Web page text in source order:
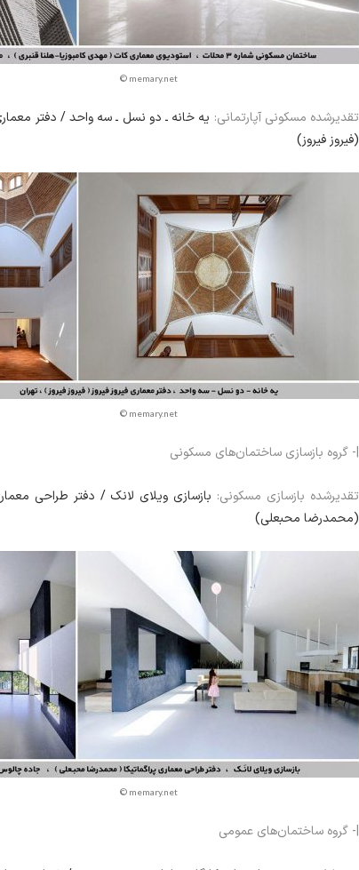
© memary.net
تقدیرشده مسکونی آپارتمانی: یه خانه ـ دو نسل ـ سه واحد / دفتر
(فیروز فیروز)
© memary.net
|- گروه بازسازی ساختمان‌های مسکونی
تقدیرشده بازسازی مسکونی: بازسازی ویلای لانک / دفتر طراحی
(محمدرضا محبعلی)
© memary.net
|- گروه ساختمان‌های عمومی